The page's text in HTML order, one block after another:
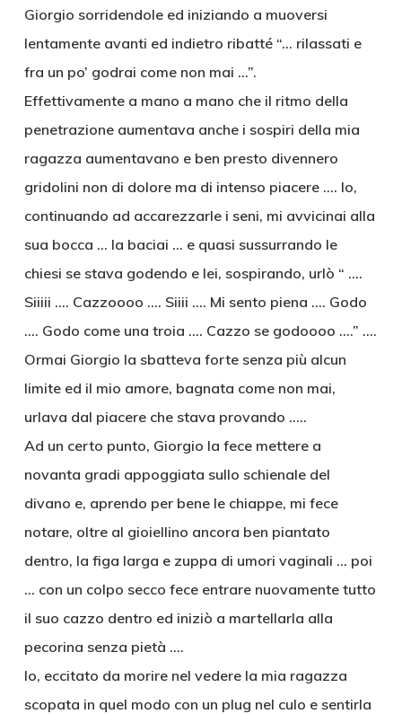
Giorgio sorridendole ed iniziando a muoversi
lentamente avanti ed indietro ribatté “… rilassati e
fra un po’ godrai come non mai …”.
Effettivamente a mano a mano che il ritmo della
penetrazione aumentava anche i sospiri della mia
ragazza aumentavano e ben presto divennero
gridolini non di dolore ma di intenso piacere …. Io,
continuando ad accarezzarle i seni, mi avvicinai alla
sua bocca … la baciai … e quasi sussurrando le
chiesi se stava godendo e lei, sospirando, urlò “ ….
Siiiii …. Cazzoooo …. Siiii …. Mi sento piena …. Godo
…. Godo come una troia …. Cazzo se godoooo ….” ….
Ormai Giorgio la sbatteva forte senza più alcun
limite ed il mio amore, bagnata come non mai,
urlava dal piacere che stava provando …..
Ad un certo punto, Giorgio la fece mettere a
novanta gradi appoggiata sullo schienale del
divano e, aprendo per bene le chiappe, mi fece
notare, oltre al gioiellino ancora ben piantato
dentro, la figa larga e zuppa di umori vaginali … poi
… con un colpo secco fece entrare nuovamente tutto
il suo cazzo dentro ed iniziò a martellarla alla
pecorina senza pietà ….
Io, eccitato da morire nel vedere la mia ragazza
scopata in quel modo con un plug nel culo e sentirla